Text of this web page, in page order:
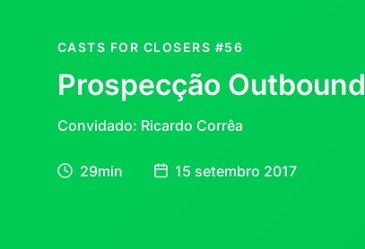
CASTS FOR CLOSERS #56
Prospecção Outbound
Convidado: Ricardo Corrêa
29min 15 setembro 2017